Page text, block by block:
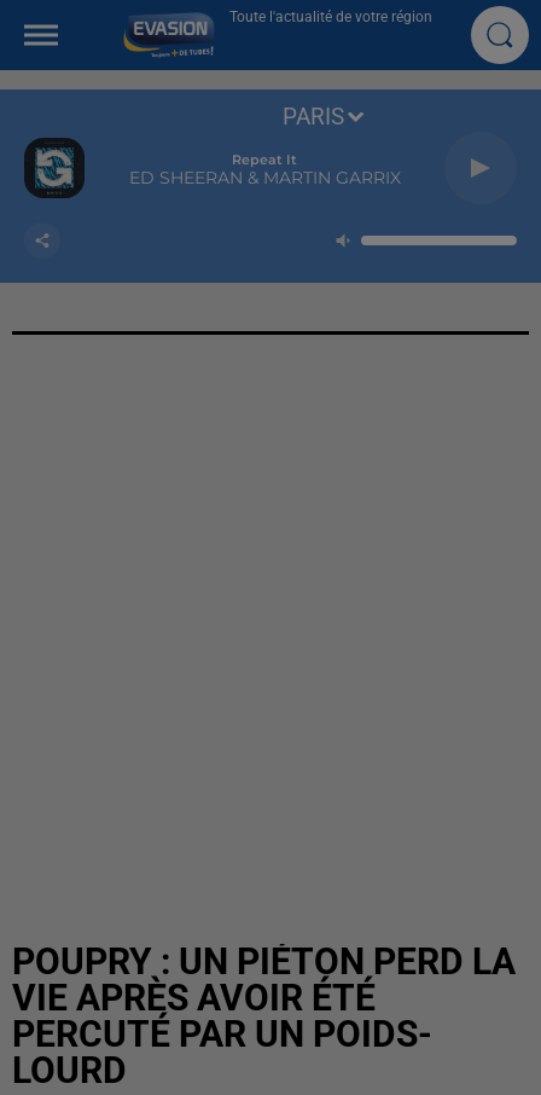
Toute l'actualité de votre région
Repeat It
ED SHEERAN & MARTIN GARRIX
PARIS
POUPRY : UN PIÉTON PERD LA
VIE APRÈS AVOIR ÉTÉ
PERCUTÉ PAR UN POIDS-
LOURD